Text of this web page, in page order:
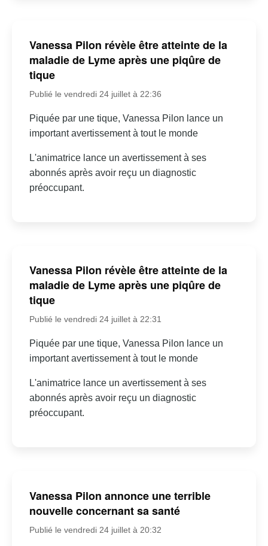
Vanessa Pilon révèle être atteinte de la
maladie de Lyme après une piqûre de
tique
Publié le vendredi 24 juillet à 22:36
Piquée par une tique, Vanessa Pilon lance un
important avertissement à tout le monde
L'animatrice lance un avertissement à ses
abonnés après avoir reçu un diagnostic
préoccupant.
Vanessa Pilon révèle être atteinte de la
maladie de Lyme après une piqûre de
tique
Publié le vendredi 24 juillet à 22:31
Piquée par une tique, Vanessa Pilon lance un
important avertissement à tout le monde
L'animatrice lance un avertissement à ses
abonnés après avoir reçu un diagnostic
préoccupant.
Vanessa Pilon annonce une terrible
nouvelle concernant sa santé
Publié le vendredi 24 juillet à 20:32